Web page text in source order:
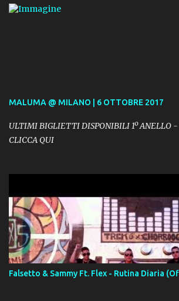
MALUMA @ MILANO | 6 OTTOBRE 2017
ULTIMI BIGLIETTI DISPONIBILI 1º ANELLO
CLICCA QUI
Falsetto & Sammy Ft. Flex - Rutina Diaria